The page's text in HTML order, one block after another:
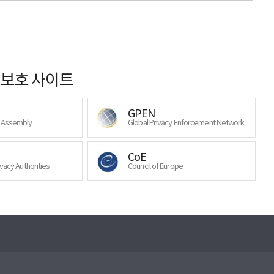
호 사이트
GPEN
Global Privacy Enforcement Network
Authorities
CoE
Council of Europe